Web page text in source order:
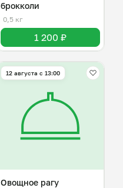
брокколи
0,5 кг
1 200 ₽
12 августа с 13:00
Овощное рагу